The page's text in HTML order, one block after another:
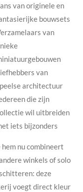
van originele en
bouwsets
van
van
architectuur
die zijn
wil uitbreiden
iets bijzonders
hem nu combineert
winkels of solo
deze
voegt direct kleur